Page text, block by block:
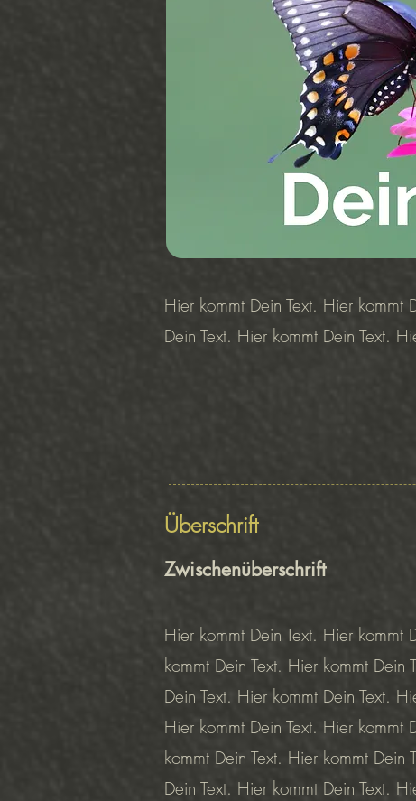
Hier kommt Dein Text. Hier kommt
Dein Text. Hier kommt Dein Text.
Überschrift
Zwischenüberschrift
Hier kommt Dein Text. Hier kommt
kommt Dein Text. Hier kommt Dein
Dein Text. Hier kommt Dein Text.
Hier kommt Dein Text. Hier kommt
kommt Dein Text. Hier kommt Dein
Dein Text. Hier kommt Dein Text.